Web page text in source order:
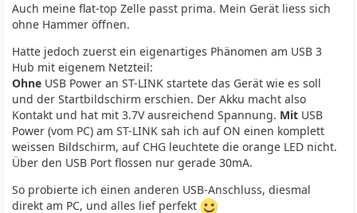
Auch meine flat-top Zelle passt prima. Mein Gerät liess sich
ohne Hammer öffnen.
Hatte jedoch zuerst ein eigenartiges Phänomen am USB 3
Hub mit eigenem Netzteil:
Ohne USB Power an ST-LINK startete das Gerät wie es soll
und der Startbildschirm erschien. Der Akku macht also
Kontakt und hat mit 3.7V ausreichend Spannung. Mit USB
Power (vom PC) am ST-LINK sah ich auf ON einen komplett
weissen Bildschirm, auf CHG leuchtete die orange LED nicht.
Über den USB Port flossen nur gerade 30mA.
So probierte ich einen anderen USB-Anschluss, diesmal
direkt am PC, und alles lief perfekt